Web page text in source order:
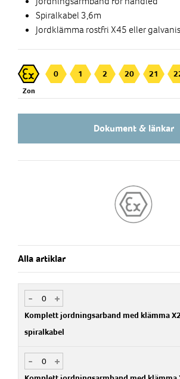
Spiralkabel 3,6m
Jordklämma rostfri X45 eller
Zon
0 1 2 20 21
Dokument & länkar
Alla artiklar
+
-
Komplett jordningsarband med klämma
spiralkabel
Art.nr
776354
+
-